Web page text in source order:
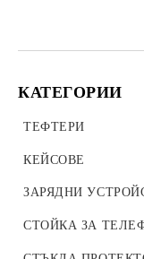
КАТЕГОРИИ
ТЕФТЕРИ
ТЕФТЕРИ ЗА
УНИВЕРСАЛНИ
КЕЙСОВЕ
ЗАРЯДНИ
ЗАРЯДНИ ЗА
СТОЙКА ЗА